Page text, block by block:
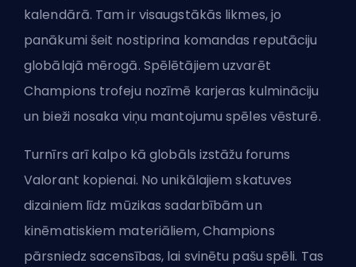
kalendārā. Tam ir visaugstākās likmes, jo
panākumi šeit nostiprina komandas reputāciju
globālajā mērogā. Spēlētājiem uzvarēt
Champions trofeju nozīmē karjeras kulmināciju
un bieži nosaka viņu mantojumu spēles vēsturē.
Turnīrs arī kalpo kā globāls izstāžu forums
Valorant kopienai. No unikālajiem skatuves
dizainiem līdz mūzikas sadarbībām un
kinēmatiskiem materiāliem, Champions
pārsniedz sacensības, lai svinētu pašu spēli. Tas